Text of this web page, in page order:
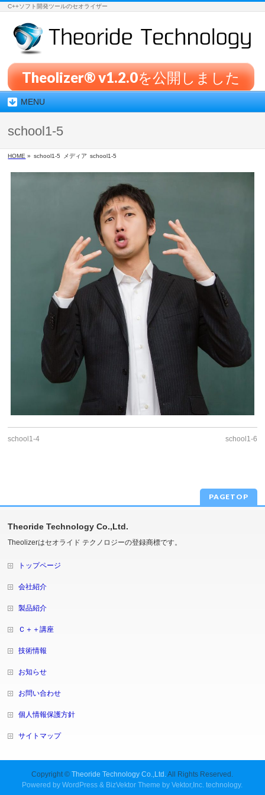
C++ソフト開発ツールのセオライザー
Theolizer® v1.2.0を公開しました
MENU
school1-5
HOME » school1-5 メディア school1-5
school1-4 school1-6
PAGETOP
Theoride Technology Co.,Ltd.
Theolizerはセオライド テクノロジーの登録商標です。
トップページ
会社紹介
製品紹介
Ｃ＋＋講座
技術情報
お知らせ
お問い合わせ
個人情報保護方針
サイトマップ
Copyright ©Theoride Technology Co.,Ltd.All Rights Reserved.
Powered byWordPress & BizVektor Theme byVektor,Inc. technology.